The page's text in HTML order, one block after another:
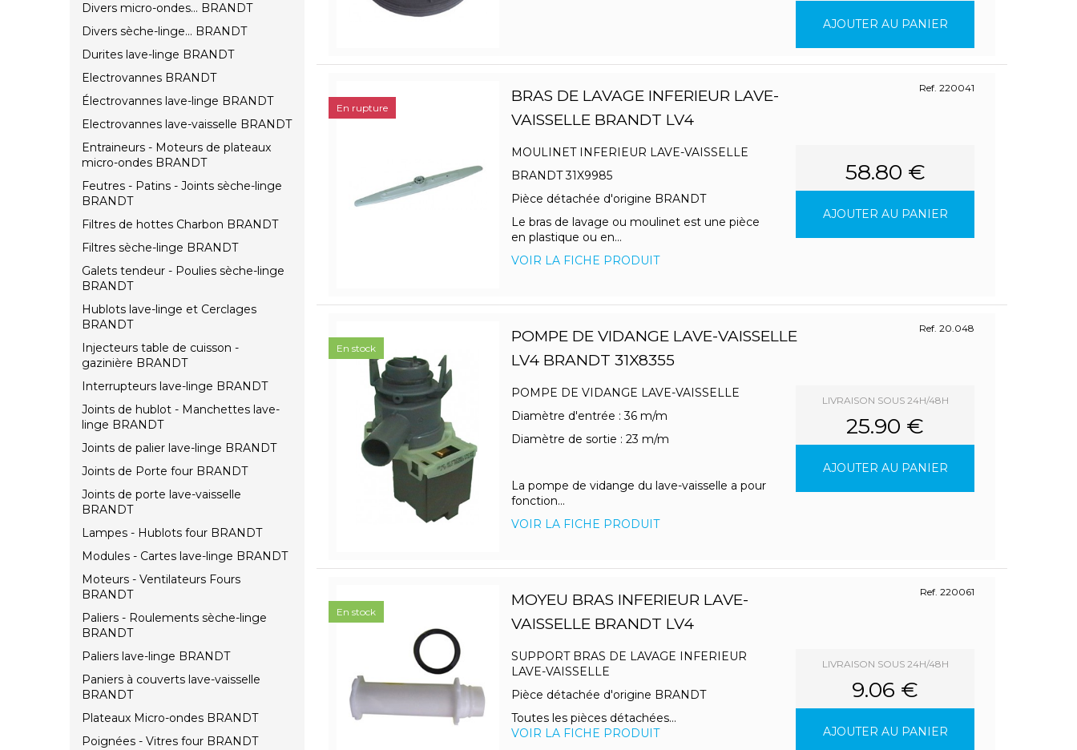
Divers micro-ondes... BRANDT
Divers sèche-linge... BRANDT
Durites lave-linge BRANDT
Electrovannes BRANDT
Électrovannes lave-linge BRANDT
Electrovannes lave-vaisselle BRANDT
Entraineurs - Moteurs de plateaux
micro-ondes BRANDT
Feutres - Patins - Joints sèche-linge
BRANDT
Filtres de hottes Charbon BRANDT
Filtres sèche-linge BRANDT
Galets tendeur - Poulies sèche-linge
BRANDT
Hublots lave-linge et Cerclages
BRANDT
Injecteurs table de cuisson -
gazinière BRANDT
Interrupteurs lave-linge BRANDT
Joints de hublot - Manchettes lave-
linge BRANDT
Joints de palier lave-linge BRANDT
Joints de Porte four BRANDT
Joints de porte lave-vaisselle
BRANDT
Lampes - Hublots four BRANDT
Modules - Cartes lave-linge BRANDT
Moteurs - Ventilateurs Fours
BRANDT
Paliers - Roulements sèche-linge
BRANDT
Paliers lave-linge BRANDT
Paniers à couverts lave-vaisselle
BRANDT
Plateaux Micro-ondes BRANDT
Poignées - Vitres four BRANDT
AJOUTER AU PANIER
BRAS DE LAVAGE INFERIEUR LAVE-
VAISSELLE BRANDT LV4
Ref. 220041
MOULINET INFERIEUR LAVE-VAISSELLE
BRANDT 31X9985
Pièce détachée d'origine BRANDT
Le bras de lavage ou moulinet est une pièce
en plastique ou en...
VOIR LA FICHE PRODUIT
58.80 €
AJOUTER AU PANIER
En rupture
POMPE DE VIDANGE LAVE-VAISSELLE
LV4 BRANDT 31X8355
Ref. 20.048
POMPE DE VIDANGE LAVE-VAISSELLE
Diamètre d'entrée : 36 m/m
Diamètre de sortie : 23 m/m
La pompe de vidange du lave-vaisselle a pour
fonction...
VOIR LA FICHE PRODUIT
LIVRAISON SOUS 24H/48H
25.90 €
AJOUTER AU PANIER
En stock
MOYEU BRAS INFERIEUR LAVE-
VAISSELLE BRANDT LV4
Ref. 220061
SUPPORT BRAS DE LAVAGE INFERIEUR
LAVE-VAISSELLE
Pièce détachée d'origine BRANDT
Toutes les pièces détachées...
VOIR LA FICHE PRODUIT
LIVRAISON SOUS 24H/48H
9.06 €
AJOUTER AU PANIER
En stock